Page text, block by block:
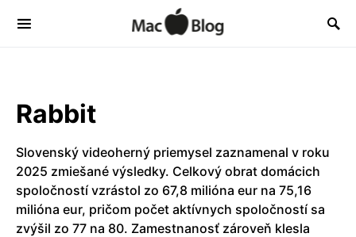
Rabbit
Slovenský videoherný priemysel zaznamenal v roku
2025 zmiešané výsledky. Celkový obrat domácich
spoločností vzrástol zo 67,8 milióna eur na 75,16
milióna eur, pričom počet aktívnych spoločností sa
zvýšil zo 77 na 80. Zamestnanosť zároveň klesla